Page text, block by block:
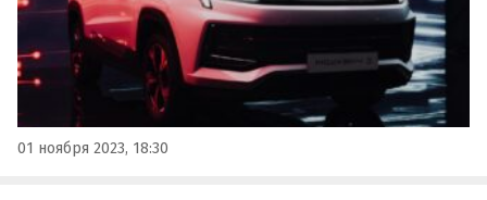
01 ноября 2023, 18:30